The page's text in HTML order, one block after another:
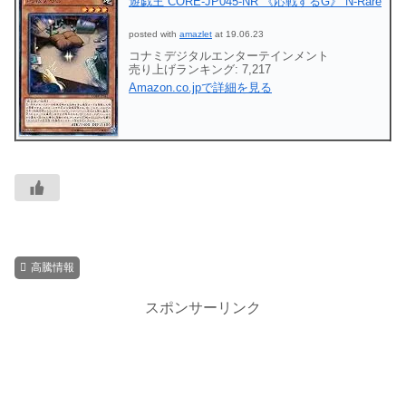
posted with amazlet at 19.06.23
コナミデジタルエンターテインメント
売り上げランキング: 7,217
Amazon.co.jpで詳細を見る
高騰情報
スポンサーリンク